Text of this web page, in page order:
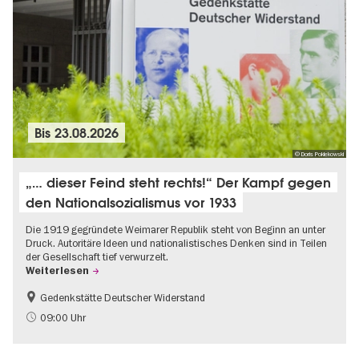
© Doris Poklekowski
Bis23.08.2026
„… dieser Feind steht rechts!“ Der Kampf gegen
den Nationalsozialismus vor 1933
Die 1919 gegründete Weimarer Republik steht von Beginn an unter
Druck. Autoritäre Ideen und nationalistisches Denken sind in Teilen
der Gesellschaft tief verwurzelt.
Weiterlesen
Gratis
NS-Geschichte
Gedenkstätte Deutscher Widerstand
09:00 Uhr